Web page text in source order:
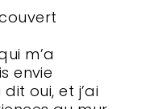
m’a
envie
dit oui, et j’ai